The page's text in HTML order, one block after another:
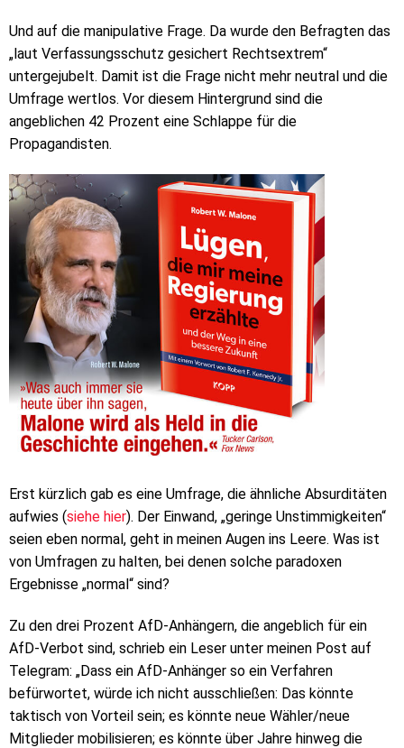
Und auf die manipulative Frage. Da wurde den Befragten das
„laut Verfassungsschutz gesichert Rechtsextrem“
untergejubelt. Damit ist die Frage nicht mehr neutral und die
Umfrage wertlos. Vor diesem Hintergrund sind die
angeblichen 42 Prozent eine Schlappe für die
Propagandisten.
Erst kürzlich gab es eine Umfrage, die ähnliche Absurditäten
aufwies (siehe hier). Der Einwand, „geringe Unstimmigkeiten“
seien eben normal, geht in meinen Augen ins Leere. Was ist
von Umfragen zu halten, bei denen solche paradoxen
Ergebnisse „normal“ sind?
Zu den drei Prozent AfD-Anhängern, die angeblich für ein
AfD-Verbot sind, schrieb ein Leser unter meinen Post auf
Telegram: „Dass ein AfD-Anhänger so ein Verfahren
befürwortet, würde ich nicht ausschließen: Das könnte
taktisch von Vorteil sein; es könnte neue Wähler/neue
Mitglieder mobilisieren; es könnte über Jahre hinweg die